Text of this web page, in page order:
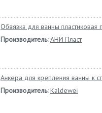
Обвязка для ванны пластиковая
Производитель: АНИ Пласт
Анкера для крепления ванны к
Производитель: Kaldewei